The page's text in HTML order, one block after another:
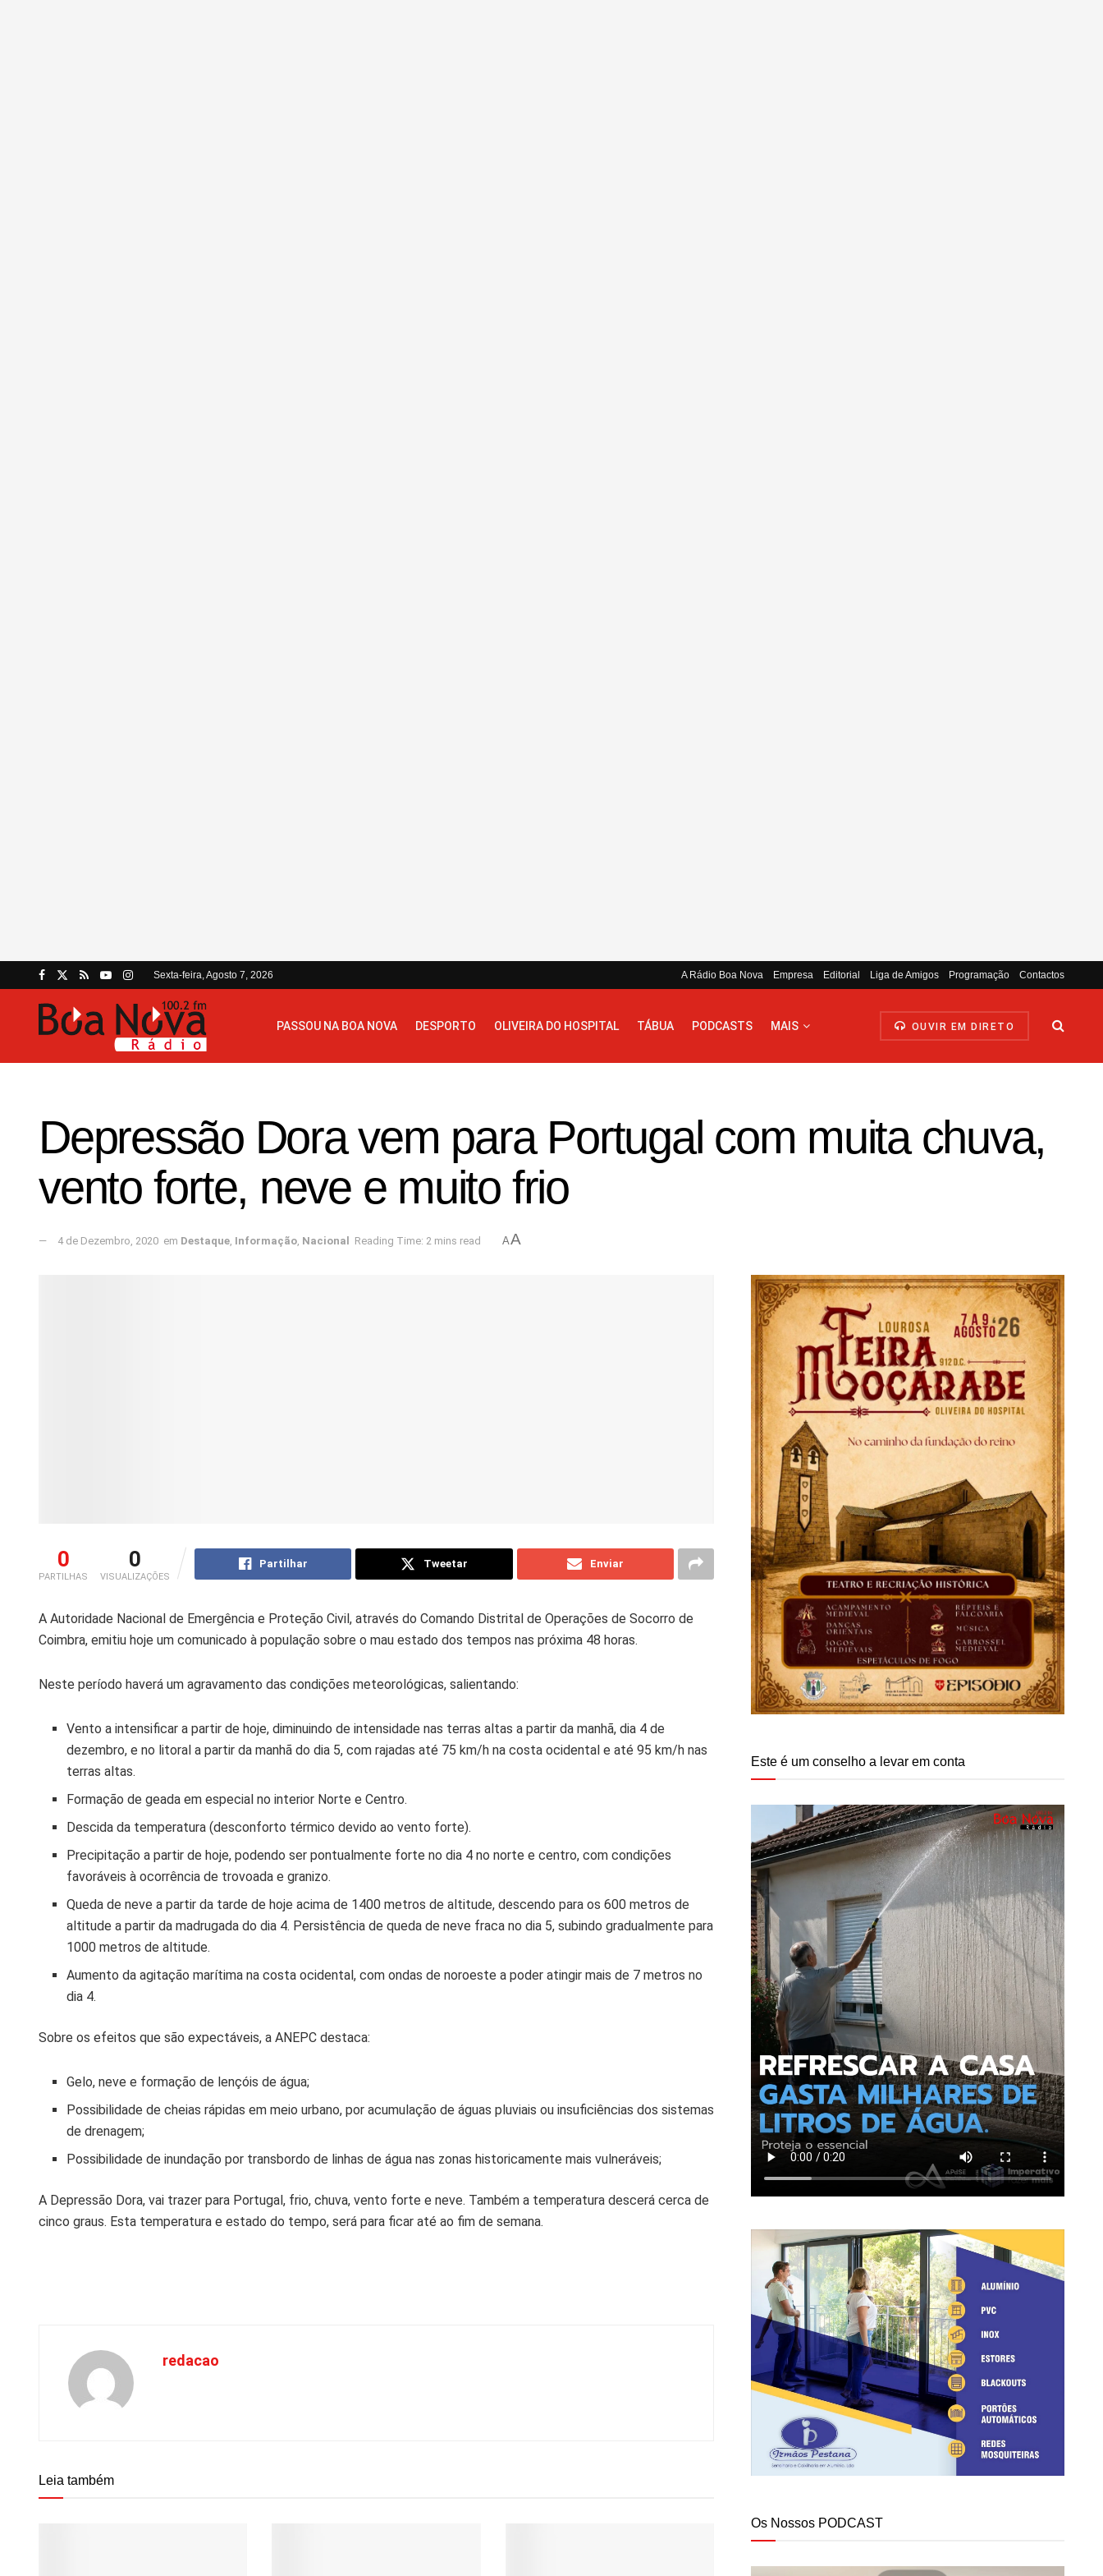
Sexta-feira, Agosto 7, 2026 A Rádio Boa Nova Empresa Editorial Liga de Amigos Programação Contactos
PASSOU NA BOA NOVA DESPORTO OLIVEIRA DO HOSPITAL TÁBUA PODCASTS MAIS OUVIR EM DIRETO
Depressão Dora vem para Portugal com muita chuva,
vento forte, neve e muito frio
4 de Dezembro, 2020 em Destaque, Informação, Nacional Reading Time: 2 mins read AA
0
PARTILHAS
0
VISUALIZAÇÕES
Partilhar Tweetar Enviar
A Autoridade Nacional de Emergência e Proteção Civil, através do Comando Distrital de Operações de Socorro de
Coimbra, emitiu hoje um comunicado à população sobre o mau estado dos tempos nas próxima 48 horas.
Neste período haverá um agravamento das condições meteorológicas, salientando:
Vento a intensificar a partir de hoje, diminuindo de intensidade nas terras altas a partir da manhã, dia 4 de
dezembro, e no litoral a partir da manhã do dia 5, com rajadas até 75 km/h na costa ocidental e até 95 km/h nas
terras altas.
Formação de geada em especial no interior Norte e Centro.
Descida da temperatura (desconforto térmico devido ao vento forte).
Precipitação a partir de hoje, podendo ser pontualmente forte no dia 4 no norte e centro, com condições
favoráveis à ocorrência de trovoada e granizo.
Queda de neve a partir da tarde de hoje acima de 1400 metros de altitude, descendo para os 600 metros de
altitude a partir da madrugada do dia 4. Persistência de queda de neve fraca no dia 5, subindo gradualmente para
1000 metros de altitude.
Aumento da agitação marítima na costa ocidental, com ondas de noroeste a poder atingir mais de 7 metros no
dia 4.
Sobre os efeitos que são expectáveis, a ANEPC destaca:
Gelo, neve e formação de lençóis de água;
Possibilidade de cheias rápidas em meio urbano, por acumulação de águas pluviais ou insuficiências dos sistemas
de drenagem;
Possibilidade de inundação por transbordo de linhas de água nas zonas historicamente mais vulneráveis;
A Depressão Dora, vai trazer para Portugal, frio, chuva, vento forte e neve. Também a temperatura descerá cerca de
cinco graus. Esta temperatura e estado do tempo, será para ficar até ao fim de semana.
redacao
Leia também
Este é um conselho a levar em conta
Os Nossos PODCAST